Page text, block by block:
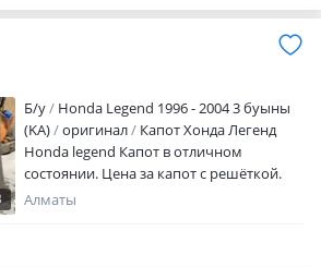
Б/y
Honda Legend 1996 - 2004 3 буыны
(KA)
оригинал
Капот Хонда Легенд
Honda legend Капот в отличном
состоянии. Цена за капот с решёткой.
Имеется отправка в регионы.
Алматы